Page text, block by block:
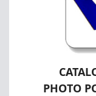
PHOTO